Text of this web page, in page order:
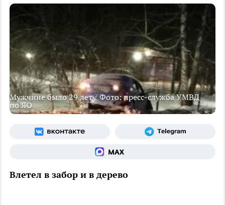
Мужчине было 29 лет / Фото: пресс-служба УМВД
по ЯО
Влетел в забор и в дерево